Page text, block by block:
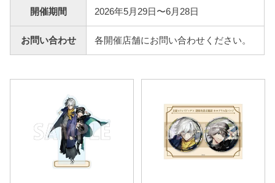
開催期間 2026年5月29日〜6月28日
お問い合わせ 各開催店舗にお問い合わせください。